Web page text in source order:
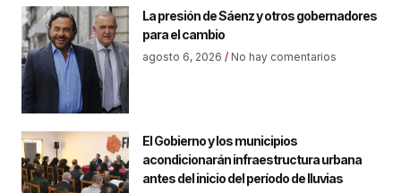
La presión de Sáenz y otros gobernadores
para el cambio
agosto 6, 2026 No hay comentarios
El Gobierno y los municipios
acondicionarán infraestructura urbana
antes del inicio del período de lluvias